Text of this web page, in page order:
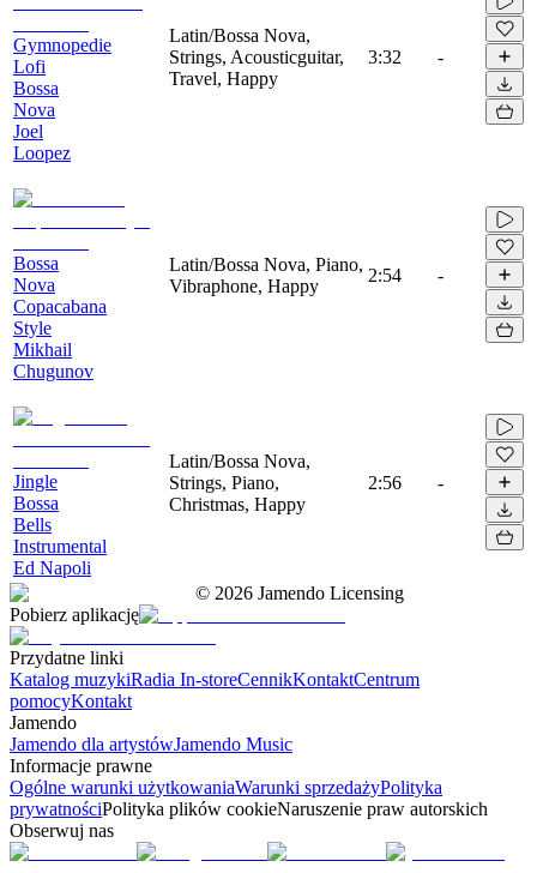
Gymnopedie
Lofi
Bossa
Nova
Joel
Loopez
Latin/Bossa Nova,
Strings, Acousticguitar,
Travel, Happy
3:32 -
Bossa
Nova
Copacabana
Style
Mikhail
Chugunov
Latin/Bossa Nova, Piano,
Vibraphone, Happy
2:54 -
Jingle
Bossa
Bells
Instrumental
Ed Napoli
Latin/Bossa Nova,
Strings, Piano,
Christmas, Happy
2:56 -
© 2026 Jamendo Licensing
Pobierz aplikację
Przydatne linki
Katalog muzykiRadia In-storeCennikKontaktCentrum
pomocyKontakt
Jamendo
Jamendo dla artystówJamendo Music
Informacje prawne
Ogólne warunki użytkowaniaWarunki sprzedażyPolityka
prywatnościPolityka plików cookieNaruszenie praw autorskich
Obserwuj nas